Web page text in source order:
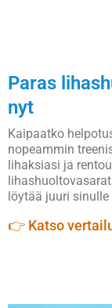
Paras
nyt
Kaipaatko
nopeammin
lihaksiasi ja
löytää juuri sinulle
👉 Katso